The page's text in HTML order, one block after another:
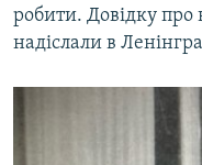
робити. Довідку
надіслали в